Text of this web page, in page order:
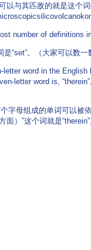
以与其匹敌的就是这个
number of definitions
“set”。（大家可以数一
word in the English
letter word is,
字母组成的单词可以被
面）”这个词就是